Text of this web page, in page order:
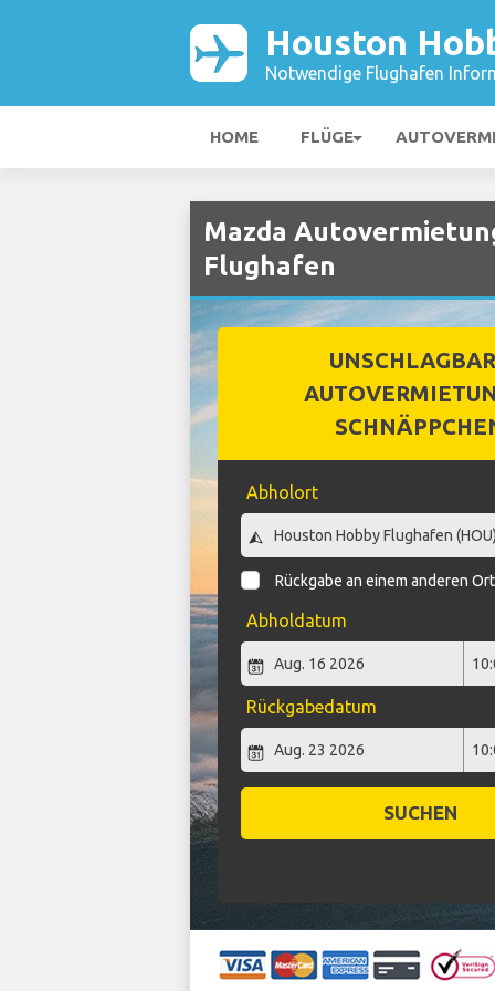
Houston
Notwendige Flughafen
HOME FLÜGE
Mazda
Flughafen
Abholort
Rückgabe an einem anderen Ort
Abholdatum
Rückgabedatum
SUCHEN